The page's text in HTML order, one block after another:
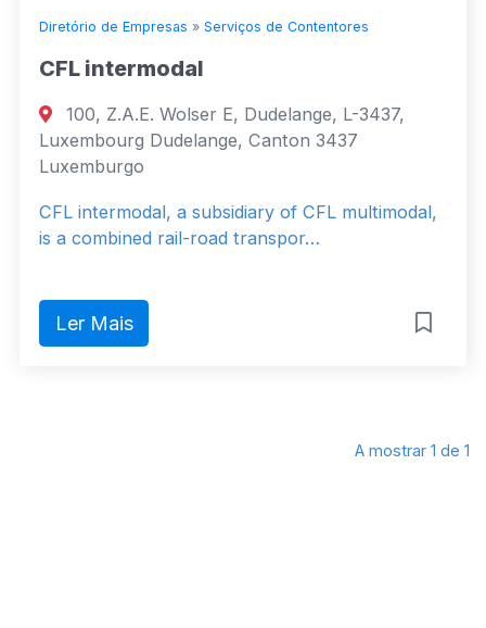
Diretório de Empresas » Serviços de Contentores
CFL intermodal
100, Z.A.E. Wolser E, Dudelange, L-3437,
Luxembourg Dudelange, Canton 3437
Luxemburgo
CFL intermodal, a subsidiary of CFL multimodal,
is a combined rail-road transpor…
Ler Mais
A mostrar 1 de 1